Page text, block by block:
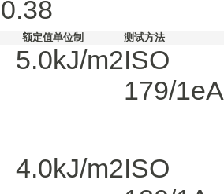
0.38
额定值单位制 测试方法
5.0kJ/m2ISO
179/1eA
4.0kJ/m2ISO